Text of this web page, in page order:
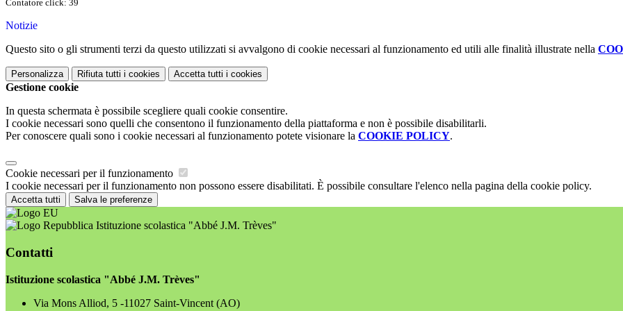
Contatore click: 39
Notizie
Questo sito o gli strumenti terzi da questo utilizzati si avvalgono di cookie necessari al funzionamento ed utili alle finalità illustrate nella
Personalizza Rifiuta tutti i cookies Accetta tutti i cookies
Gestione cookie
In questa schermata è possibile scegliere quali cookie consentire.
I cookie necessari sono quelli che consentono il funzionamento della piattaforma e non è possibile disabilitarli.
Per conoscere quali sono i cookie necessari al funzionamento potete visionare la COOKIE POLICY.
Cookie necessari per il funzionamento
I cookie necessari per il funzionamento non possono essere disabilitati. È possibile consultare l'elenco nella pagina della cookie policy.
Accetta tutti Salva le preferenze
Istituzione scolastica "Abbé J.M. Trèves"
Contatti
Istituzione scolastica "Abbé J.M. Trèves"
Via Mons Alliod, 5 -11027 Saint-Vincent (AO)